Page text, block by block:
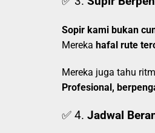
Sopir kami bukan
Mereka hafal rute
Mereka juga tahu
Profesional,
✅ 4. Jadwal